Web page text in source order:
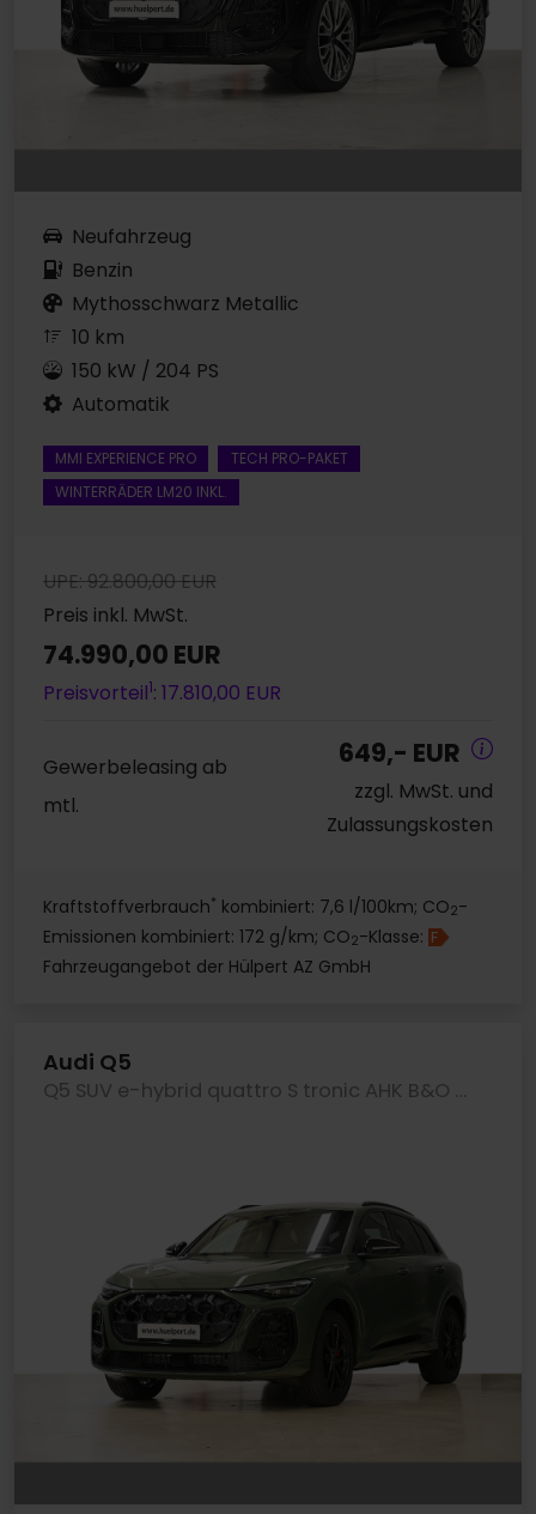
Neufahrzeug
Benzin
Mythosschwarz Metallic
10 km
150 kW / 204 PS
Automatik
MMI EXPERIENCE PRO
TECH PRO-PAKET
WINTERRÄDER LM20 INKL.
UPE: 92.800,00 EUR
Preis inkl. MwSt.
74.990,00 EUR
Preisvorteil1: 17.810,00 EUR
Gewerbeleasing ab
mtl.
649,- EUR
zzgl. MwSt. und
Zulassungskosten
Kraftstoffverbrauch* kombiniert: 7,6 l/100km; CO2-
Emissionen kombiniert: 172 g/km; CO2-Klasse: F
Fahrzeugangebot der Hülpert AZ GmbH
Audi Q5
Q5 SUV e-hybrid quattro S tronic AHK B&O LM20